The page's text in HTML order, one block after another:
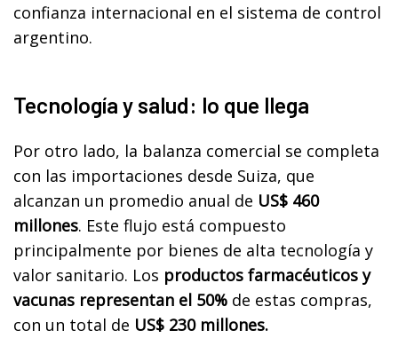
confianza internacional en el sistema de control
argentino.
Tecnología y salud: lo que llega
Por otro lado, la balanza comercial se completa
con las importaciones desde Suiza, que
alcanzan un promedio anual de US$ 460
millones. Este flujo está compuesto
principalmente por bienes de alta tecnología y
valor sanitario. Los productos farmacéuticos y
vacunas representan el 50% de estas compras,
con un total de US$ 230 millones.